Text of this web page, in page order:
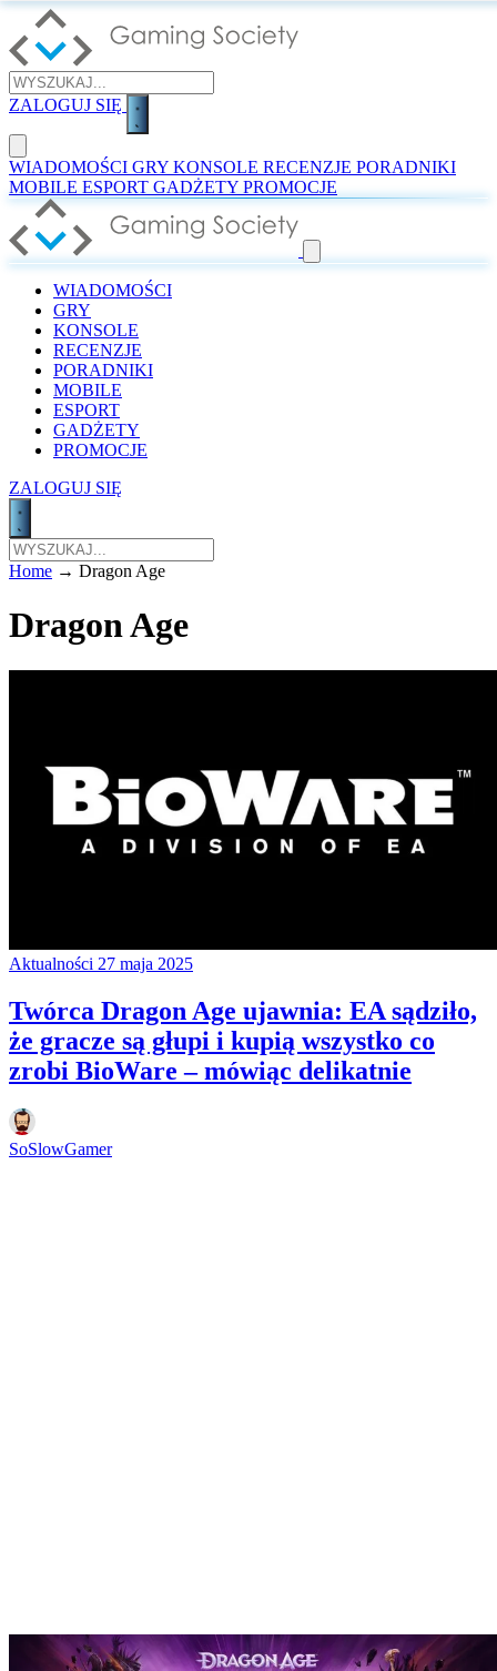
ZALOGUJ SIĘ
WIADOMOŚCI GRY KONSOLE RECENZJE PORADNIKI
MOBILE ESPORT GADŻETY PROMOCJE
WIADOMOŚCI
GRY
KONSOLE
RECENZJE
PORADNIKI
MOBILE
ESPORT
GADŻETY
PROMOCJE
ZALOGUJ SIĘ
Home → Dragon Age
Dragon Age
Aktualności 27 maja 2025
Twórca Dragon Age ujawnia: EA sądziło,
że gracze są głupi i kupią wszystko co
zrobi BioWare – mówiąc delikatnie
SoSlowGamer